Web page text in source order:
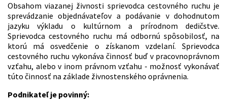
Obsahom viazanej živnosti sprievodca cestovného ruchu je
sprevádzanie objednávateľov a podávanie v dohodnutom
jazyku výkladu o kultúrnom a prírodnom dedičstve.
Sprievodca cestovného ruchu má odbornú spôsobilosť, na
ktorú má osvedčenie o získanom vzdelaní. Sprievodca
cestovného ruchu vykonáva činnosť buď v pracovnoprávnom
vzťahu, alebo v inom právnom vzťahu - možnosť vykonávať
túto činnosť na základe živnostenského oprávnenia.
Podnikateľ je povinný: